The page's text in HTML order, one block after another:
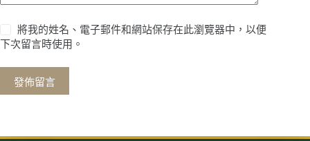
將我的姓名、電子郵件和網站保存在此瀏覽器中，以便
下次留言時使用。
發佈留言